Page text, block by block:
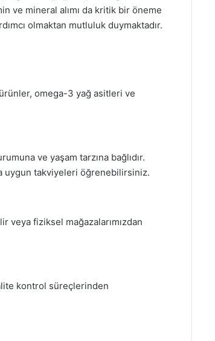
ve mineral alımı da kritik bir öneme
olmaktan mutluluk duymaktadır.
omega-3 yağ asitleri ve
ve yaşam tarzına bağlıdır.
uygun takviyeleri öğrenebilirsiniz.
veya fiziksel mağazalarımızdan
kontrol süreçlerinden